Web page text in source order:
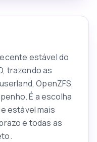
estável do
trazendo as
OpenZFS,
É a escolha
estável mais
e todas as